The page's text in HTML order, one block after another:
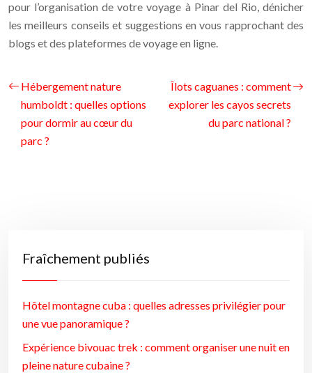
pour l’organisation de votre voyage à Pinar del Rio, dénicher
les meilleurs conseils et suggestions en vous rapprochant des
blogs et des plateformes de voyage en ligne.
Hébergement nature
humboldt : quelles options
pour dormir au cœur du
parc ?
Îlots caguanes : comment
explorer les cayos secrets
du parc national ?
Fraîchement publiés
Hôtel montagne cuba : quelles adresses privilégier pour
une vue panoramique ?
Expérience bivouac trek : comment organiser une nuit en
pleine nature cubaine ?